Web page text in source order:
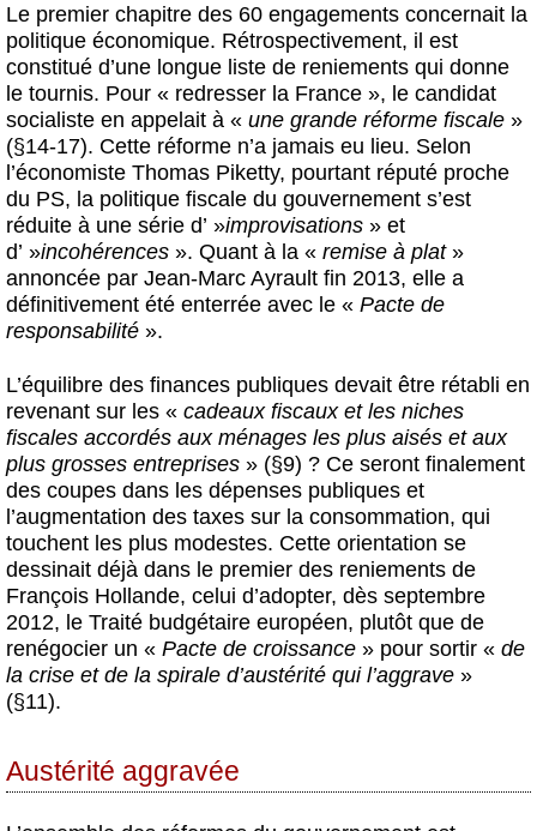
Le premier chapitre des 60 engagements concernait la
politique économique. Rétrospectivement, il est
constitué d’une longue liste de reniements qui donne
le tournis. Pour « redresser la France », le candidat
socialiste en appelait à « une grande réforme fiscale »
(§14-17). Cette réforme n’a jamais eu lieu. Selon
l’économiste Thomas Piketty, pourtant réputé proche
du PS, la politique fiscale du gouvernement s’est
réduite à une série d’ »improvisations » et
d’ »incohérences ». Quant à la « remise à plat»
annoncée par Jean-Marc Ayrault fin 2013, elle a
définitivement été enterrée avec le « Pacte de
responsabilité ».
L’équilibre des finances publiques devait être rétabli en
revenant sur les « cadeaux fiscaux et les niches
fiscales accordés aux ménages les plus aisés et aux
plus grosses entreprises » (§9) ? Ce seront finalement
des coupes dans les dépenses publiques et
l’augmentation des taxes sur la consommation, qui
touchent les plus modestes. Cette orientation se
dessinait déjà dans le premier des reniements de
François Hollande, celui d’adopter, dès septembre
2012, le Traité budgétaire européen, plutôt que de
renégocier un « Pacte de croissance » pour sortir « de
la crise et de la spirale d’austérité qui l’aggrave »
(§11).
Austérité aggravée